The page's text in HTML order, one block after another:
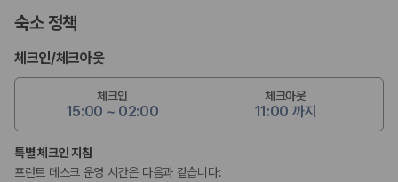
숙소 정책
체크인/체크아웃
체크인
15:00 ~ 02:00
체크아웃
11:00 까지
특별 체크인 지침
프런트 데스크 운영 시간은 다음과 같습니다: